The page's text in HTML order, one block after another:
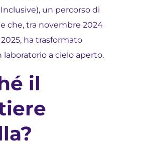
un percorso di
che, tra novembre 2024
ha trasformato
laboratorio a cielo aperto.
il